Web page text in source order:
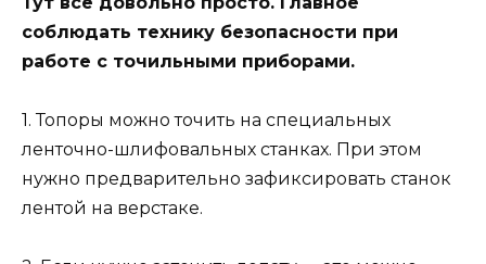
соблюдать технику безопасности при
работе с точильными приборами.
1. Топоры можно точить на специальных
ленточно-шлифовальных станках. При этом
нужно предварительно зафиксировать станок
лентой на верстаке.